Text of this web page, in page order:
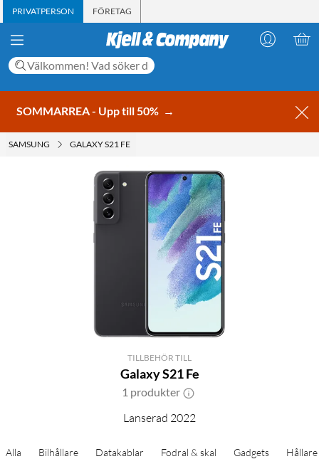
PRIVATPERSON FÖRETAG
SOMMARREA - Upp till 50% →
SAMSUNG GALAXY S21 FE
TILLBEHÖR TILL
Galaxy S21 Fe
1 produkter
Lanserad 2022
Alla Bilhållare Datakablar Fodral & skal Gadgets Hållare